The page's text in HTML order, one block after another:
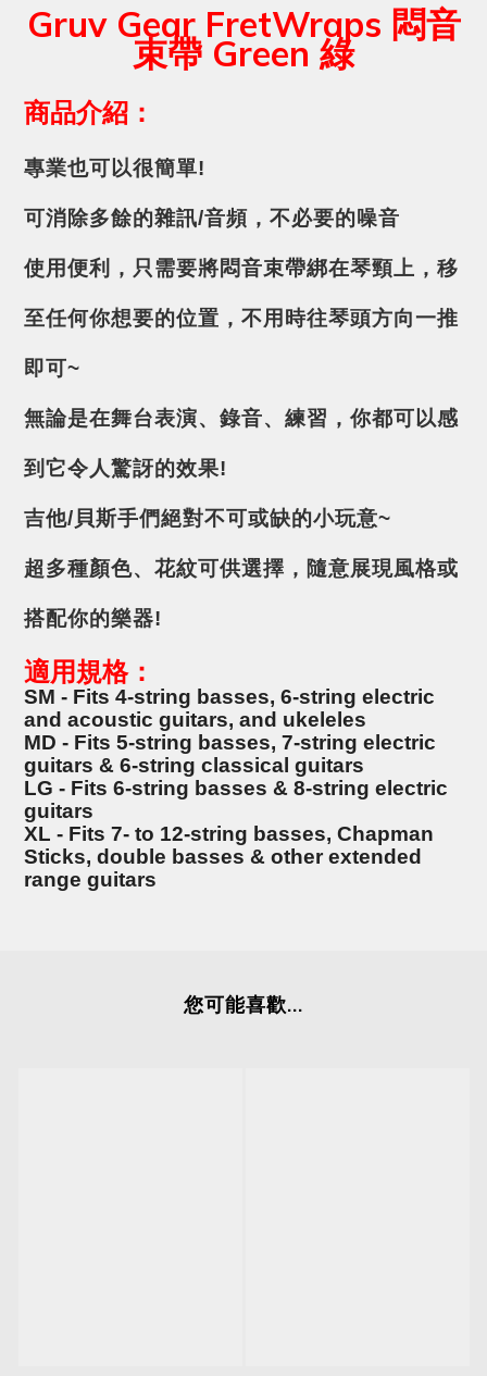
Gruv Gear FretWraps 悶音
束帶 Green 綠
商品介紹：
專業也可以很簡單!
可消除多餘的雜訊/音頻，不必要的噪音
使用便利，只需要將悶音束帶綁在琴頸上，移
至任何你想要的位置，不用時往琴頭方向一推
即可~
無論是在舞台表演、錄音、練習，你都可以感
到它令人驚訝的效果!
吉他/貝斯手們絕對不可或缺的小玩意~
超多種顏色、花紋可供選擇，隨意展現風格或
搭配你的樂器!
適用規格：
SM - Fits 4-string basses, 6-string electric
and acoustic guitars, and ukeleles
MD - Fits 5-string basses, 7-string electric
guitars & 6-string classical guitars
LG - Fits 6-string basses & 8-string electric
guitars
XL - Fits 7- to 12-string basses, Chapman
Sticks, double basses & other extended
range guitars
您可能喜歡...